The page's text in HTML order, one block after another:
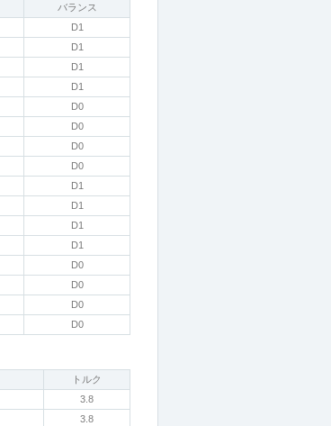
バランス
D1
D1
D1
D1
D0
D0
D0
D0
D1
D1
D1
D1
D0
D0
D0
D0
トルク
3.8
3.8